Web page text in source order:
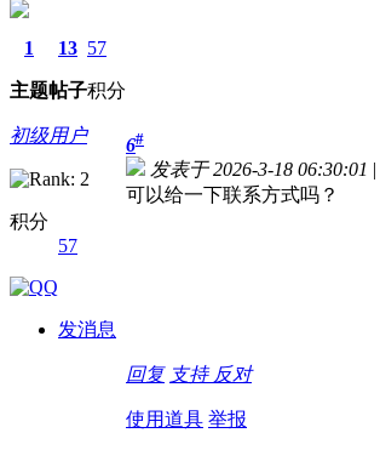
1
主题
13
帖子
57
积分
初级用户
积分
57
发消息
6#
发表于 2026-3-18 06:30:01 |
可以给一下联系方式吗？
回复 支持 反对
使用道具 举报